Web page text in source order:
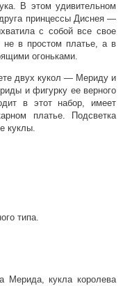
В этом удивительном
принцессы Диснея —
с собой все свое
не в простом платье, а в
огоньками.
двух кукол — Мериду и
и фигурку ее верного
в этот набор, имеет
платье. Подсветка
куклы.
типа.
Мерида, кукла королева